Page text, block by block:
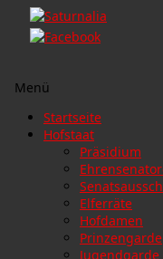
Menü
Zum
Inhalt
Startseite
Hofstaat
Präsidium
Elferräte
Hofdamen
Prinzengarde
Jugendgarde